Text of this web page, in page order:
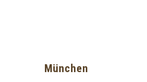
München